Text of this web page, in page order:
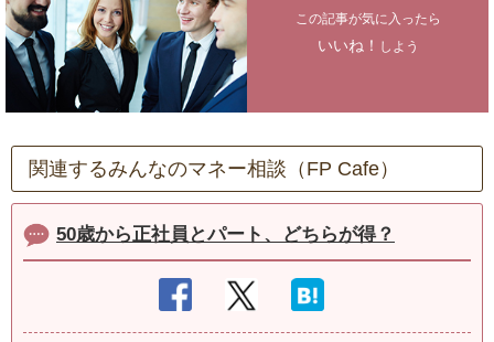
この記事が気に入ったら
いいね！ しよう
関連するみんなのマネー相談（FP Cafe）
50歳から正社員とパート、どちらが得？